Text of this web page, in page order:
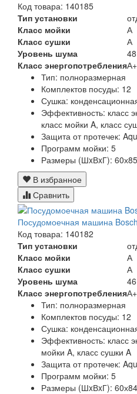
Код товара: 140185
Тип установки
Класс мойки
А
Класс сушки
А
Уровень шума
Класс энергопотребления
Тип: полноразмерная
Комплектов посуды: 12
Сушка:
Эффективность: класс
класс мойки A, класс
Защита от протечек:
Программ мойки: 5
Размеры (ШxВxГ):
В избранное
Сравнить
Посудомоечная машина
Код товара: 140182
Тип установки
Класс мойки
А
Класс сушки
А
Уровень шума
Класс энергопотребленияА+
Тип: полноразмерная
Комплектов посуды: 12
Сушка:
Эффективность: класс
мойки A, класс сушки A
Защита от протечек:
Программ мойки: 5
Размеры (ШxВxГ):